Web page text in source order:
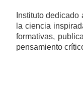
Instituto
la ciencia
formativas,
pensamiento